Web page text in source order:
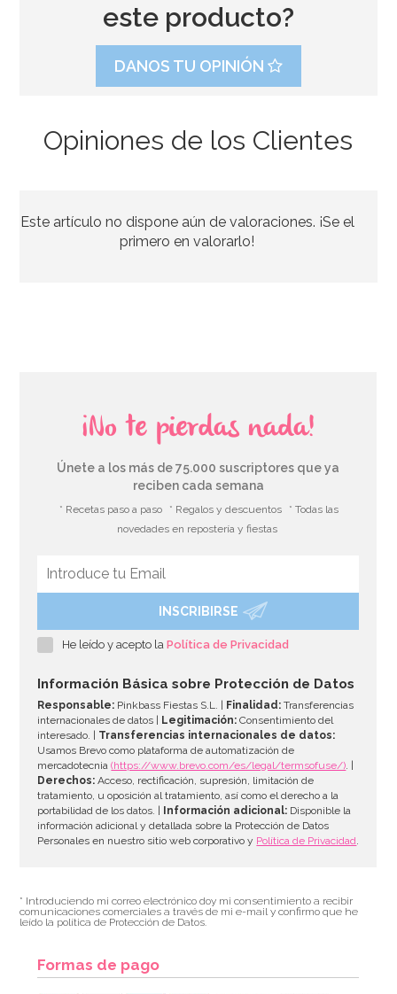
2,95€
Tarjeta de Felicitación Primera Comunión Modelo C
AÑADIR
este producto?
DANOS TU OPINIÓN
Opiniones de los Clientes
Este artículo no dispone aún de valoraciones. ¡Se el
primero en valorarlo!
¡No te pierdas nada!
Únete a los más de 75.000 suscriptores que ya
reciben cada semana
* Recetas paso a paso * Regalos y descuentos
* Todas las
novedades en repostería y fiestas
INSCRIBIRSE
He leído y acepto laPolítica de Privacidad
Información Básica sobre Protección de Datos
Responsable: Pinkbass Fiestas S.L. | Finalidad: Transferencias
internacionales de datos |
Legitimación: Consentimiento del
interesado. | Transferencias internacionales de datos:
Usamos Brevo como plataforma de automatización de
mercadotecnia(https://www.brevo.com/es/legal/termsofuse/). |
Derechos: Acceso, rectificación, supresión, limitación de
tratamiento, u oposición al tratamiento, así como el derecho a la
portabilidad de los datos. |
Información adicional: Disponible la
información adicional y detallada sobre la Protección de Datos
Personales en nuestro sitio web corporativo y Política de Privacidad.
* Introduciendo mi correo electrónico doy mi consentimiento a recibir
comunicaciones comerciales a través de mi e-mail y confirmo que he
leído la política de Protección de Datos.
Formas de pago